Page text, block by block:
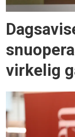
virkelig